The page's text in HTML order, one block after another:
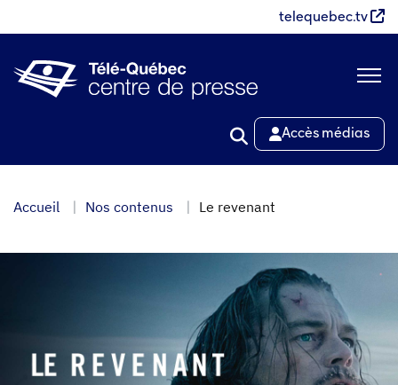
au
principal
telequebec.tv
Accès médias
Accueil Nos contenus Le revenant